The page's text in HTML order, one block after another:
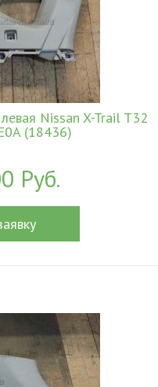
Nissan X-Trail T32
(18436)
Руб.